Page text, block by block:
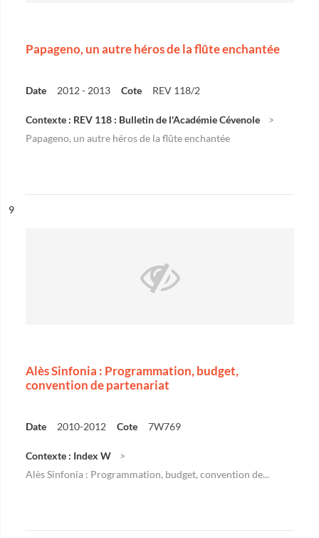
Papageno, un autre héros de la flûte enchantée
Date 2012 - 2013 Cote REV 118/2
Contexte : REV 118 : Bulletin de l'Académie Cévenole
Papageno, un autre héros de la flûte enchantée
n°
9
Alès Sinfonia : Programmation, budget,
convention de partenariat
Date 2010-2012 Cote 7W769
Contexte : Index W
Alès Sinfonia : Programmation, budget, convention de...